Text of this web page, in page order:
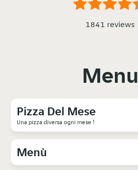
1841 reviews
Menu
Pizza Del Mese
Una pizza diversa ogni mese !
Menù